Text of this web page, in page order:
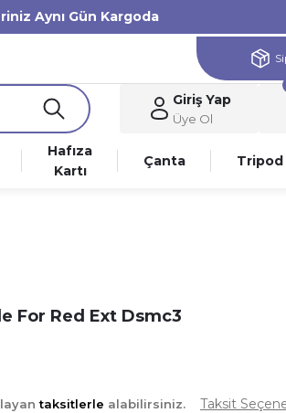
Aynı Gün Kargoda
Giriş Yap
Üye Ol
Hafıza
Kartı
Çanta Tripod
For Red Ext Dsmc3
taksitlerle alabilirsiniz. Taksit